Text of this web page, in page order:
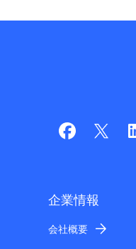
企業情報
会社概要